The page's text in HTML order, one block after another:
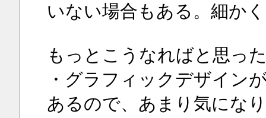
いない場合もある。細か
もっとこうなればと思っ
・グラフィックデザイン
あるので、あまり気にな